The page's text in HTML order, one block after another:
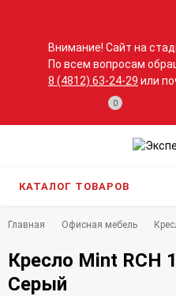
Внимание! Сайт на
По всем вопросам
8 (4812) 63-24-29 или
0
КАТАЛОГ ТОВАРОВ
Главная Офисная мебель
Кресло Mint RCH
Серый